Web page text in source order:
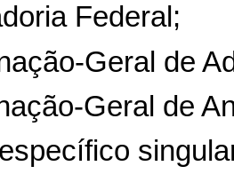
Federal;
Geral de
Geral de